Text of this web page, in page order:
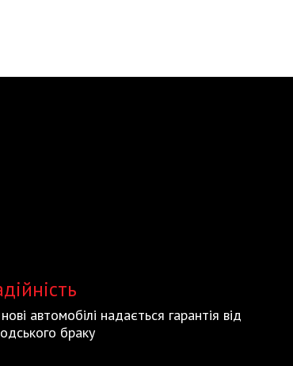
автомобілі надається гарантія від
браку